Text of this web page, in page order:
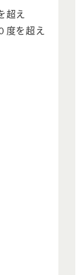
超え
度を超え